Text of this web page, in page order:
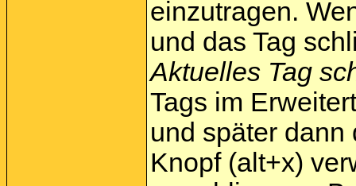
einzutragen.
und das Tag
Aktuelles Tag
Tags im
und später
Knopf (alt+x)